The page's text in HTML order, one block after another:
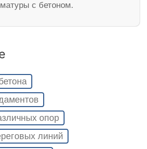
с бетоном.
опор
линий